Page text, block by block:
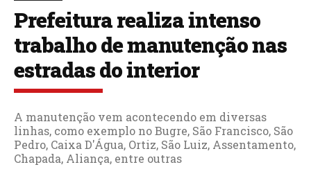
Prefeitura realiza intenso
trabalho de manutenção nas
estradas do interior
A manutenção vem acontecendo em diversas
linhas, como exemplo no Bugre, São Francisco, São
Pedro, Caixa D'Água, Ortiz, São Luiz, Assentamento,
Chapada, Aliança, entre outras